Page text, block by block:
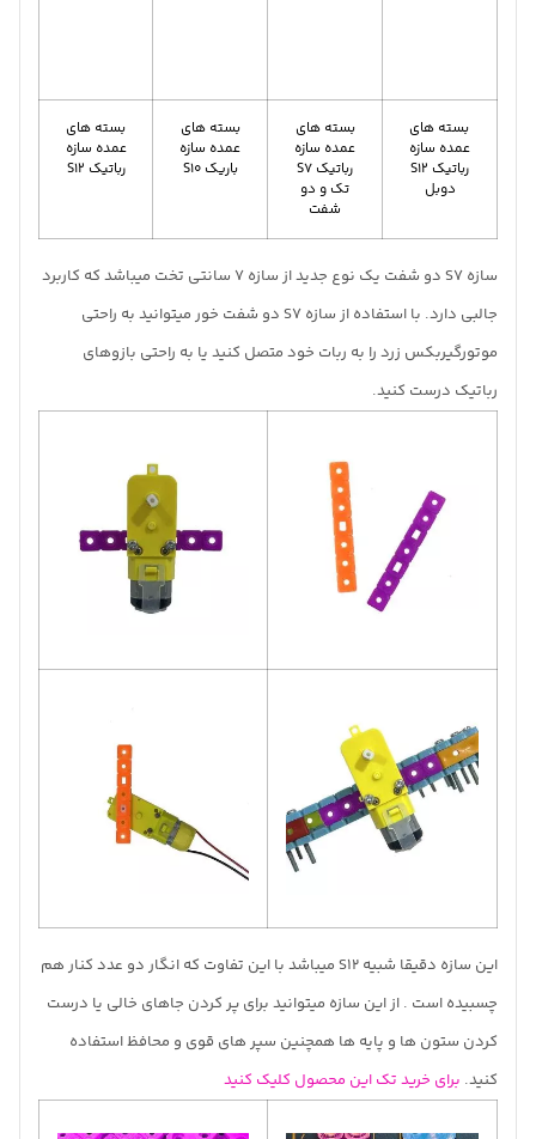
بسته های
عمده سازه
رباتیک S12
دوبل
بسته های
عمده سازه
رباتیک S7
تک و دو
شفت
بسته های
عمده سازه
باریک S10
بسته های
عمده سازه
رباتیک S12
سازه S7 دو شفت یک نوع جدید از سازه 7 سانتی تخت میباشد که کاربرد
جالبی دارد. با استفاده از سازه S7 دو شفت خور میتوانید به راحتی
موتورگیربکس زرد را به ربات خود متصل کنید یا به راحتی بازوهای
رباتیک درست کنید.
این سازه دقیقا شبیه S12 میباشد با این تفاوت که انگار دو عدد کنار هم
چسبیده است . از این سازه میتوانید برای پر کردن جاهای خالی یا درست
کردن ستون ها و پایه ها همچنین سپر های قوی و محافظ استفاده
کنید. برای خرید تک این محصول کلیک کنید